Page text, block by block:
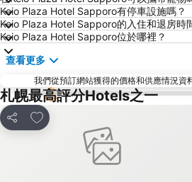
Keio Plaza Hotel Sapporo有停車設施嗎？
Keio Plaza Hotel Sapporo的入住和退房時
Keio Plaza Hotel Sapporo位於哪裡？
查看更多
我們從預訂網站獲得的價格和供應情況資
札幌最高評分Hotels之一
分享
放到收藏夾